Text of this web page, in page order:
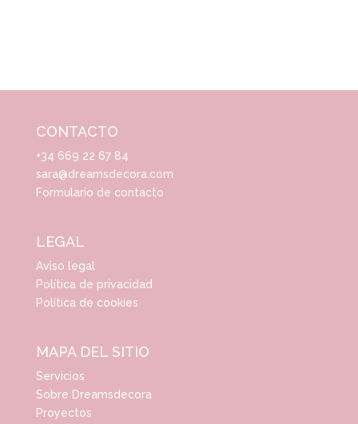
CONTACTO
+34 669 22 67 84
sara@dreamsdecora.com
Formulario de contacto
LEGAL
Aviso legal
Política de privacidad
Política de cookies
MAPA DEL SITIO
Servicios
Sobre Dreamsdecora
Proyectos